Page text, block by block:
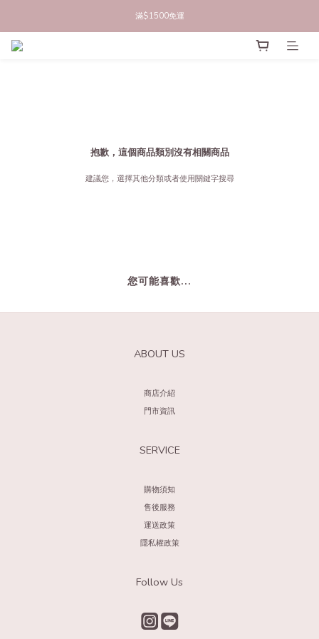
立即註冊官網會員，領50元商品折價券
滿$1500免運
抱歉，這個商品類別沒有相關商品
建議您，選擇其他分類或者使用關鍵字搜尋
您可能喜歡...
ABOUT US
商店介紹
門市資訊
SERVICE
購物須知
售後服務
運送政策
隱私權政策
Follow Us